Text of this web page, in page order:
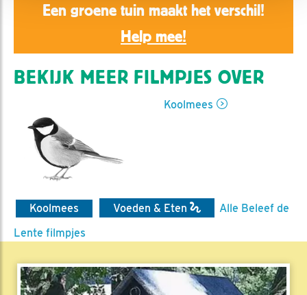
Een groene tuin maakt het verschil!
Help mee!
BEKIJK MEER FILMPJES OVER
Koolmees
Koolmees Voeden & Eten
Alle Beleef de
Lente filmpjes